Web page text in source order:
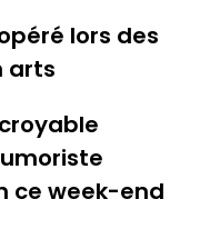
lors des
arts
ce week-end